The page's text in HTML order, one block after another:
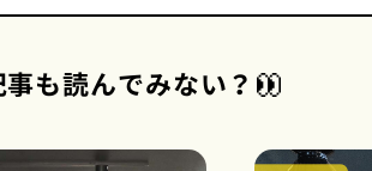
事も読んでみない？